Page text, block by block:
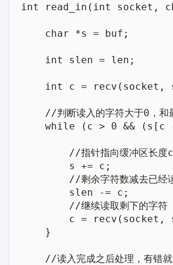
int read_in(int socket,
    char *s = buf;
    int slen = len;
int c = recv(socket,
//判断读入的字符大于0，和
while (c > 0 && (s[c
//指针指向缓冲区长度c
        s += c;
//剩余字符数减去已经
        slen -= c;
        //继续读取剩下的字符
c = recv(socket,
    }
//读入完成之后处理，有错